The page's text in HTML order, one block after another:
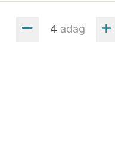
adag